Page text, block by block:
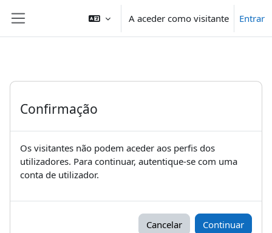
A aceder como visitante Entrar
Confirmação
Os visitantes não podem aceder aos perfis dos
utilizadores. Para continuar, autentique-se com uma
conta de utilizador.
Cancelar Continuar